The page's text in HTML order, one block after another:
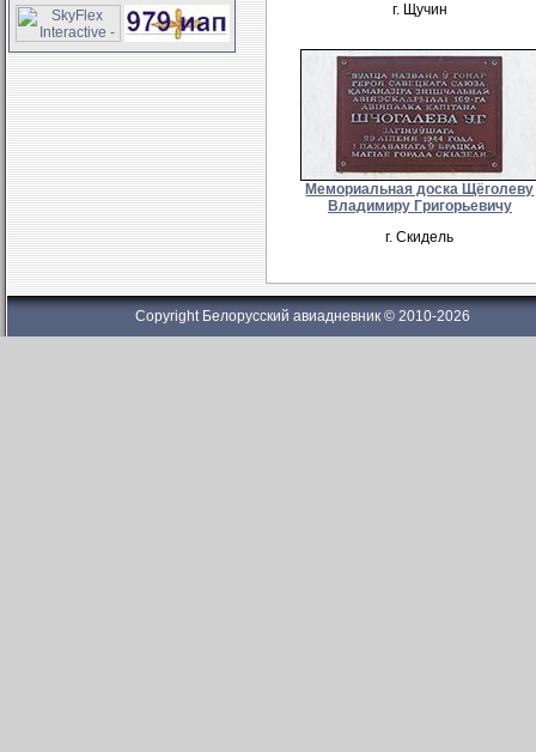
г. Щучин
Мемориальная доска Щёголеву
Владимиру Григорьевичу
г. Скидель
Copyright Белорусский авиадневник © 2010-2026